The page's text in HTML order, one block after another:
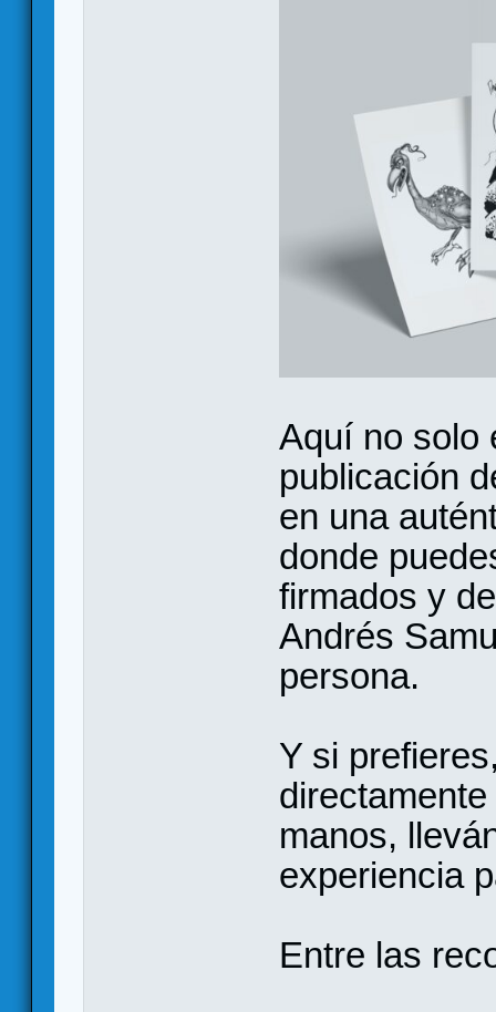
Aquí no solo
publicación
en una
donde
firmados y
Andrés
persona.
Y si
manos,
experiencia
Entre las